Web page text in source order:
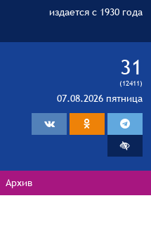
издается с 1930 года
31
(12411)
07.08.2026 пятница
Архив